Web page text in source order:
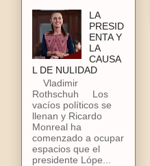
LA
PRESID
ENTA Y
LA
CAUSA
L DE NULIDAD
Vladimir
Rothschuh Los
vacíos políticos se
llenan y Ricardo
Monreal ha
comenzado a ocupar
espacios que el
presidente Lópe...